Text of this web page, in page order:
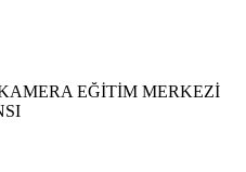
EĞİTİM MERKEZİ